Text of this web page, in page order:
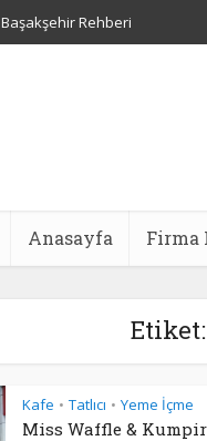
Başakşehir Rehberi
Anasayfa Firma
Kafe • Tatlıcı • Yeme İçme
Miss Waffle & Kumpir